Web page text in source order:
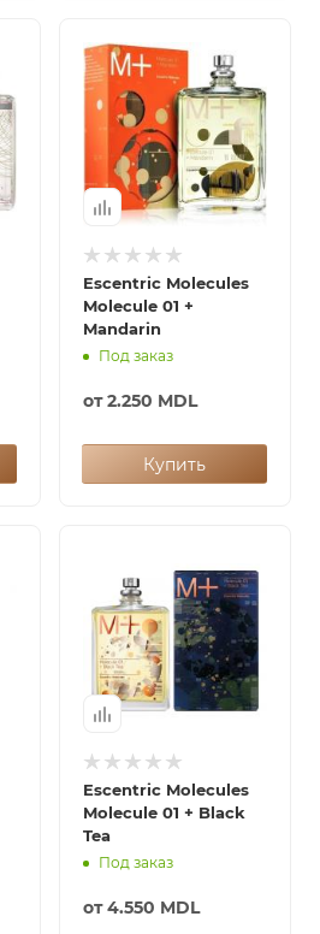
Escentric Molecules
Molecule 01 +
Mandarin
Под заказ
от2.250 MDL
Купить
Escentric Molecules
Molecule 01 + Black
Tea
Под заказ
от4.550 MDL